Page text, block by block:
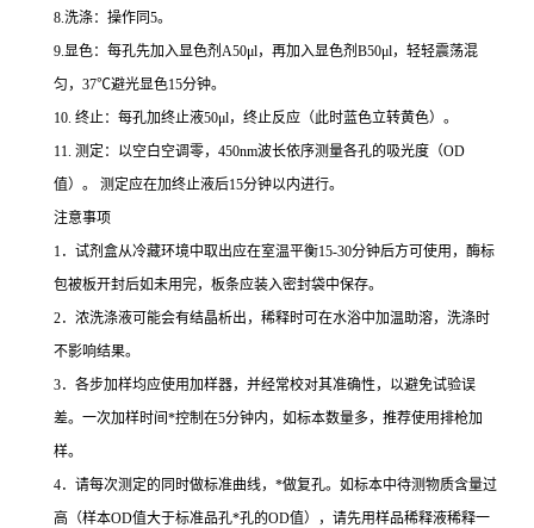
8.洗涤：操作同 5。
9.显色：每孔先加入显色剂 A50μl，再加入显色剂 B50μl，轻轻震荡混
匀， 37℃避光显色15分钟。
10. 终止：每孔加终止液50μl，终止反应（此时蓝色立转黄色）。
11. 测定：以空白空调零， 450nm波长依序测量各孔的吸光度（OD
值）。
测定应在加终止液后15分钟以内进行。
注意事项
1．试剂盒从冷藏环境中取出应在室温平衡15-30分钟后方可使用，酶标
包被板开封后如未用完，板条应装入密封袋中保存。
2．浓洗涤液可能会有结晶析出，稀释时可在水浴中加温助溶，洗涤时
不影响结果。
3．各步加样均应使用加样器，并经常校对其准确性，以避免试验误
差。一次加样时间 *控制在5分钟内，如标本数量多，推荐使用排枪加
样。
4．请每次测定的同时做标准曲线， *做复孔。如标本中待测物质含量过
高（样本OD值大于标准品孔*孔的OD值），请先用样品稀释液稀释一